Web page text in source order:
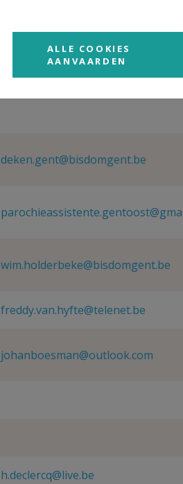
info@parochieinlievegem.be
deken.gent@bisdomgent.be
wim.holderbeke@bisdomgent.be
freddy.van.hyfte@telenet.be
johanboesman@outlook.com
h.declercq@live.be
ALLE COOKIES
AANVAARDEN